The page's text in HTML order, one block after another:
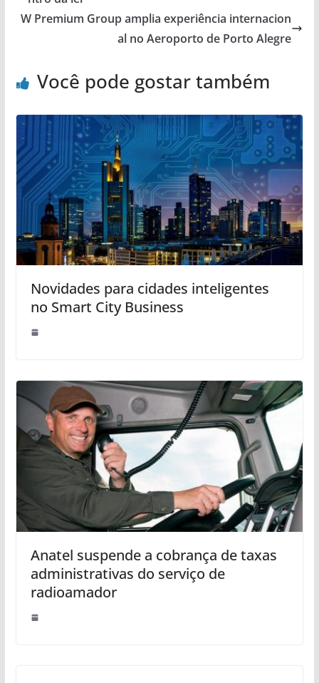
W Premium Group amplia experiência internacion
al no Aeroporto de Porto Alegre
Você pode gostar também
Novidades para cidades inteligentes
no Smart City Business
Anatel suspende a cobrança de taxas
administrativas do serviço de
radioamador